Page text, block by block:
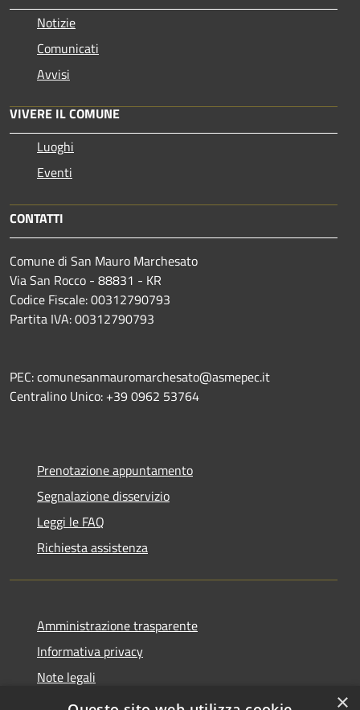
Notizie
Comunicati
Avvisi
VIVERE IL COMUNE
Luoghi
Eventi
CONTATTI
Comune di San Mauro Marchesato
Via San Rocco - 88831 - KR
Codice Fiscale: 00312790793
Partita IVA: 00312790793
PEC: comunesanmauromarchesato@asmepec.it
Centralino Unico: +39 0962 53764
Prenotazione appuntamento
Segnalazione disservizio
Leggi le FAQ
Richiesta assistenza
Amministrazione trasparente
Informativa privacy
Note legali
Dichiarazione di accessibilità
×